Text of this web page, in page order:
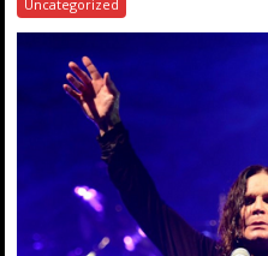
Uncategorized